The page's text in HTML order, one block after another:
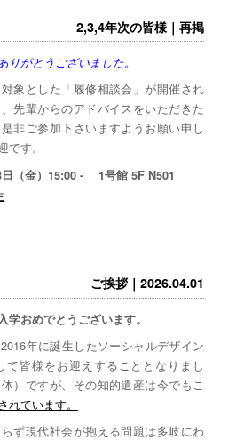
2,3,4年次の皆様｜再掲
りがとうございました。
象とした「履修相談会」が開催され
先輩からのアドバイスをいただきた
非ご参加下さいますようお願い申し
す。
（金）15:00 - 1号館 5F N501
ご挨拶｜2026.04.01
おめでとうございます。
年に誕生したソーシャルデザイン
て皆様をお迎えすることとなりまし
）ですが、その知的遺産は今でもこ
れています。
ず現代社会が抱える問題は多岐にわ